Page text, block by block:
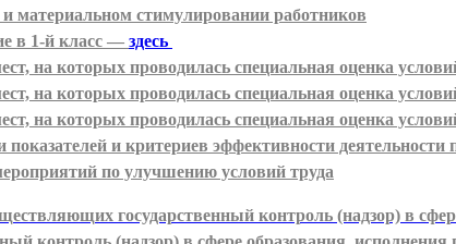
материальном стимулировании работников
в 1-й класс — здесь
на которых проводилась специальная оценка
на которых проводилась специальная оценка
на которых проводилась специальная оценка
и критериев эффективности деятельности
по улучшению условий труда
государственный контроль (надзор) в